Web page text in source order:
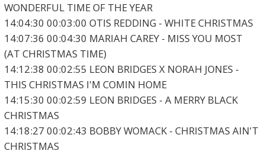
WONDERFUL TIME OF THE YEAR
14:04:30 00:03:00 OTIS REDDING - WHITE CHRISTMAS
14:07:36 00:04:30 MARIAH CAREY - MISS YOU MOST
(AT CHRISTMAS TIME)
14:12:38 00:02:55 LEON BRIDGES X NORAH JONES -
THIS CHRISTMAS I'M COMIN HOME
14:15:30 00:02:59 LEON BRIDGES - A MERRY BLACK
CHRISTMAS
14:18:27 00:02:43 BOBBY WOMACK - CHRISTMAS AIN'T
CHRISTMAS